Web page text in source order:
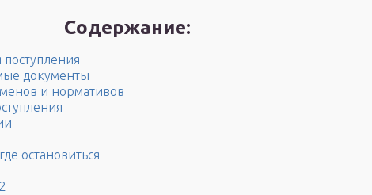
Содержание:
поступления
документы
и нормативов
остановиться